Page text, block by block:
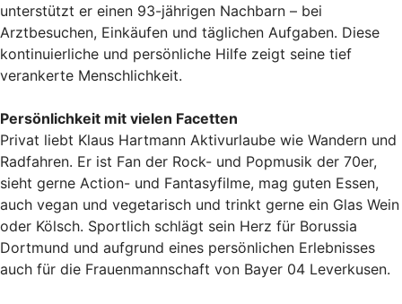
unterstützt er einen 93-jährigen Nachbarn – bei
Arztbesuchen, Einkäufen und täglichen Aufgaben. Diese
kontinuierliche und persönliche Hilfe zeigt seine tief
verankerte Menschlichkeit.
Persönlichkeit mit vielen Facetten
Privat liebt Klaus Hartmann Aktivurlaube wie Wandern und
Radfahren. Er ist Fan der Rock- und Popmusik der 70er,
sieht gerne Action- und Fantasyfilme, mag guten Essen,
auch vegan und vegetarisch und trinkt gerne ein Glas Wein
oder Kölsch. Sportlich schlägt sein Herz für Borussia
Dortmund und aufgrund eines persönlichen Erlebnisses
auch für die Frauenmannschaft von Bayer 04 Leverkusen.